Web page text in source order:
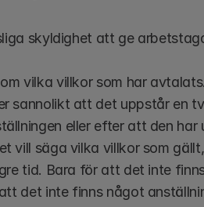
skyldighet att ge
vilka villkor som har
sannolikt att det uppstår en
eller efter att den
vill säga vilka villkor som
tid. Bara för att det inte
det inte finns något